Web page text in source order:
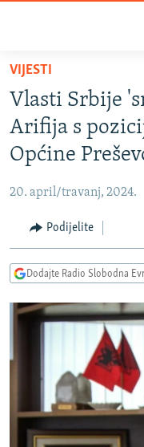
Pređite
glavni
sadržaj
Pređite
na
glavnu
navigaciju
Pređite
na
pretragu
VIJESTI
BOSNA I
SRBIJA
CRNA GORA
VIZUELNO
INFOGRAFIKE
RAT U UKRAJINI
KINA NA BALKANU
RSE PRIČE IZ SVIJETA
ISPRIČAJ MI
DNEVNO@RSE
SPECIJALI RSE
VIJESTI
Vlasti Srbije
Arifija s
Općine
20. april/travanj, 2024.
Podijelite
Dodajte Radio Slobodna